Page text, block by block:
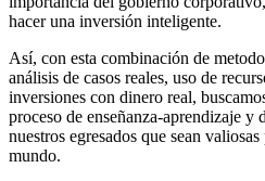
hacer una inversión inteligente.
Así, con esta combinación de
análisis de casos reales, uso de
inversiones con dinero real,
proceso de enseñanza-aprendizaje y
nuestros egresados que sean
mundo.